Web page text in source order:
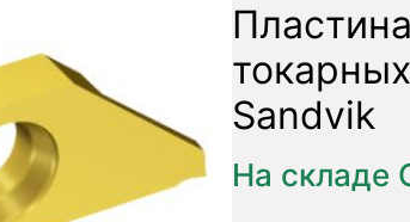
Sandvik
На складе